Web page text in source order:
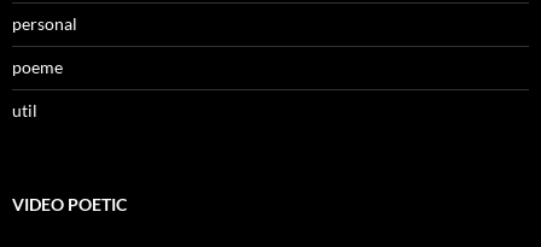
personal
poeme
util
VIDEO POETIC